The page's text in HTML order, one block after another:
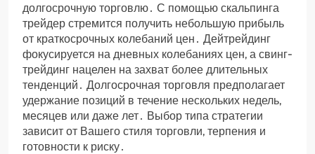
долгосрочную торговлю․ С помощью скальпинга
трейдер стремится получить небольшую прибыль
от краткосрочных колебаний цен․ Дейтрейдинг
фокусируется на дневных колебаниях цен, а свинг-
трейдинг нацелен на захват более длительных
тенденций․ Долгосрочная торговля предполагает
удержание позиций в течение нескольких недель,
месяцев или даже лет․ Выбор типа стратегии
зависит от Вашего стиля торговли, терпения и
готовности к риску․